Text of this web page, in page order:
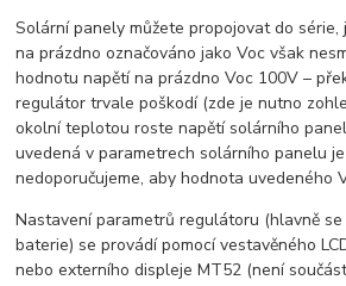
Solární panely můžete propojovat do
na prázdno označováno jako Voc však
hodnotu napětí na prázdno Voc 100V –
regulátor trvale poškodí (zde je nutno
okolní teplotou roste napětí solárního
uvedená v parametrech solárního panelu
nedoporučujeme, aby hodnota uvedeného
Nastavení parametrů regulátoru (hlavně
baterie) se provádí pomocí vestavěného
nebo externího displeje MT52 (není